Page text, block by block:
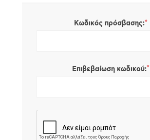
Κωδικός πρόσβασης:*
Επιβεβαίωση κωδικού:*